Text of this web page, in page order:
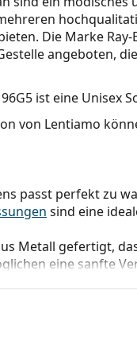
Die Marke
angeboten,
ist eine Unisex
von Lentiamo
passt perfekt zu
sind eine
Metall gefertigt,
eine sanfte
werden, um
geringfügig